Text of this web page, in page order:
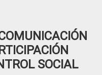
SOCIAL